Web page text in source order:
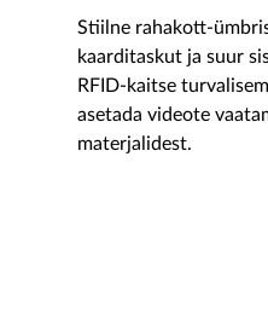
Stiilne rahakott-
kaarditaskut ja suur
RFID-kaitse
asetada videote
materjalidest.